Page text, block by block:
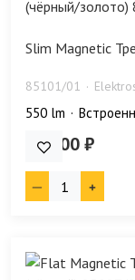
Slim Magnetic
85101/01
550 lm
490.00 ₽